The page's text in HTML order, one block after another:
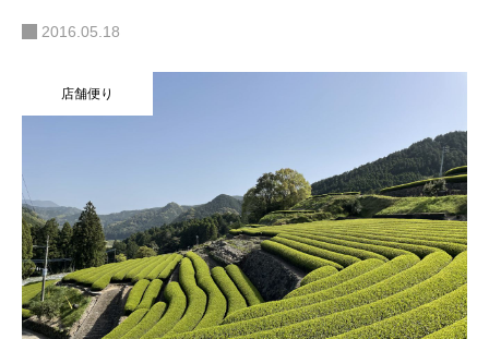
2016.05.18
店舗便り